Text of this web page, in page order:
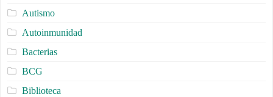
Autismo
Autoinmunidad
Bacterias
BCG
Biblioteca